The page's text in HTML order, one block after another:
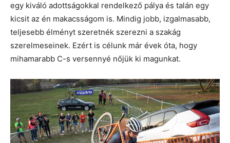
egy kiváló adottságokkal rendelkező pálya és talán egy
kicsit az én makacsságom is. Mindig jobb, izgalmasabb,
teljesebb élményt szeretnék szerezni a szakág
szerelmeseinek. Ezért is célunk már évek óta, hogy
mihamarabb C-s versennyé nőjük ki magunkat.